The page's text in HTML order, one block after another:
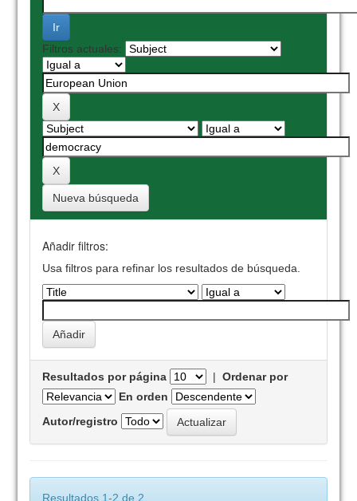
Filtros actuales:
Nueva búsqueda
Añadir filtros:
Usa filtros para refinar los resultados de búsqueda.
Resultados por página |Ordenar por
En orden
Autor/registro
Resultados 1-2 de 2.